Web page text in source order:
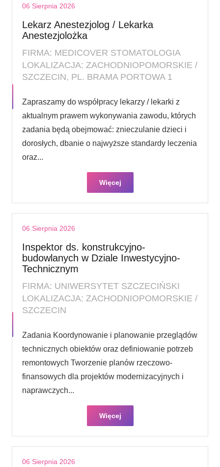
06 Sierpnia 2026
Lekarz Anestezjolog / Lekarka
Anestezjolożka
FIRMA: MEDICOVER STOMATOLOGIA
LOKALIZACJA: ZACHODNIOPOMORSKIE /
SZCZECIN, PL. BRAMA PORTOWA 1
Zapraszamy do współpracy lekarzy / lekarki z
aktualnym prawem wykonywania zawodu, których
zadania będą obejmować: znieczulanie dzieci i
dorosłych, dbanie o najwyższe standardy leczenia
oraz...
Więcej
06 Sierpnia 2026
Inspektor ds. konstrukcyjno-
budowlanych w Dziale Inwestycyjno-
Technicznym
FIRMA: UNIWERSYTET SZCZECIŃSKI
LOKALIZACJA: ZACHODNIOPOMORSKIE /
SZCZECIN
Zadania Koordynowanie i planowanie przeglądów
technicznych obiektów oraz definiowanie potrzeb
remontowych Tworzenie planów rzeczowo-
finansowych dla projektów modernizacyjnych i
naprawczych...
Więcej
06 Sierpnia 2026